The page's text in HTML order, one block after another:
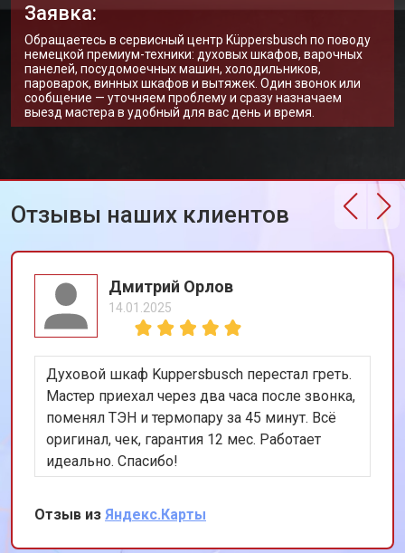
машины Kuppersbusch
Ремонт/замена датчика
температуры
от 1590 ₽ Заказать
Замена замка посудомоечной
машины Kuppersbusch
от 1600 ₽ Заказать
Ремонт электропроводки от 1250 ₽
Корпусный ремонт (замена резинок,
Ремонт платы управления
от 2590 ₽
Замена датчика соли
Замена заливного клапана
Замена расходомера от 1600 ₽ Заказать
Замена разбрызгивателя Заказать
Замена пускового конденсатора
циркуляционного насоса
от 1550 ₽
Замена проточного
Замена прессостата
Замена П-образного уплотнителя
Заявка:
Обращаетесь в сервисный центр Küppersbusch по поводу
немецкой премиум-техники: духовых шкафов, варочных
панелей, посудомоечных машин, холодильников,
пароварок, винных шкафов и вытяжек. Один звонок или
сообщение — уточняем проблему и сразу назначаем
выезд мастера в удобный для вас день и время.
Отзывы наших клиентов
Дмитрий Орлов
14.01.2025
Духовой шкаф Kuppersbusch перестал греть.
Мастер приехал через два часа после звонка,
поменял ТЭН и термопару за 45 минут. Всё
оригинал, чек, гарантия 12 мес. Работает
идеально. Спасибо!
Отзыв из Яндекс.Карты